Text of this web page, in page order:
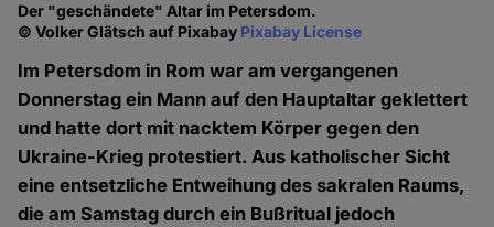
Der "geschändete" Altar im Petersdom.
© Volker Glätsch auf Pixabay Pixabay License
Im Petersdom in Rom war am vergangenen
Donnerstag ein Mann auf den Hauptaltar geklettert
und hatte dort mit nacktem Körper gegen den
Ukraine-Krieg protestiert. Aus katholischer Sicht
eine entsetzliche Entweihung des sakralen Raums,
die am Samstag durch ein Bußritual jedoch